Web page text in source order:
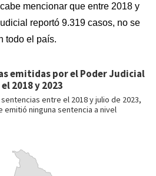
mencionar que entre 2018 y
reportó 9.319 casos, no se
todo el país.